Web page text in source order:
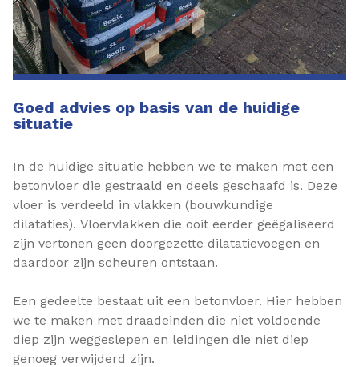
Goed advies op basis van de huidige
situatie
In de huidige situatie hebben we te maken met een
betonvloer die gestraald en deels geschaafd is. Deze
vloer is verdeeld in vlakken (bouwkundige
dilataties). Vloervlakken die ooit eerder geëgaliseerd
zijn vertonen geen doorgezette dilatatievoegen en
daardoor zijn scheuren ontstaan.
Een gedeelte bestaat uit een betonvloer. Hier hebben
we te maken met draadeinden die niet voldoende
diep zijn weggeslepen en leidingen die niet diep
genoeg verwijderd zijn.